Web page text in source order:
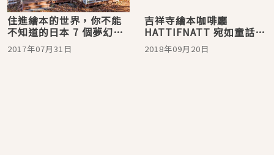
住進繪本的世界，你不能
不知道的日本 7 個夢幻住
宿
2017年07月31日
吉祥寺繪本咖啡廳
HATTIFNATT 宛如童話世
界 赤子之心瞬間復甦！
2018年09月20日